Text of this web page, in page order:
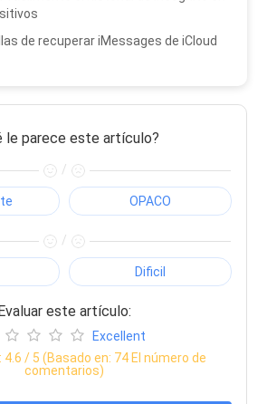
de recuperar iMessages de iCloud
le parece este artículo?
/
OPACO
/
Dificil
este artículo:
Excellent
4.6 / 5 (Basado en: 74El número de
comentarios)